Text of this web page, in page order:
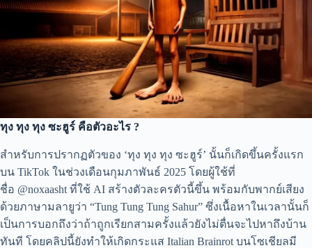
ทุง ทุง ทุง ซะฮูร์ คือตัวอะไร ?
สำหรับการปรากฏตัวของ ‘ทุง ทุง ทุง ซะฮูร์’ นั้นก็เกิดขึ้นครั้งแรก
บน TikTok ในช่วงเดือนกุมภาพันธ์ 2025 โดยผู้ใช้ที่
ชื่อ @noxaasht ที่ใช้ AI สร้างตัวละครตัวนี้ขึ้น พร้อมกับพากย์เสียง
ด้วยภาษามลายูว่า “Tung Tung Tung Sahur” ซึ่งเนื้อหาในเวลานั้นก็
เป็นการบอกถึงว่าถ้าถูกเรียกสามครั้งแล้วยังไม่ตื่นจะไปหาถึงบ้าน
ทันที โดยคลิปนี้ยังทำให้เกิดกระแส Italian Brainrot บนโซเชียลมี